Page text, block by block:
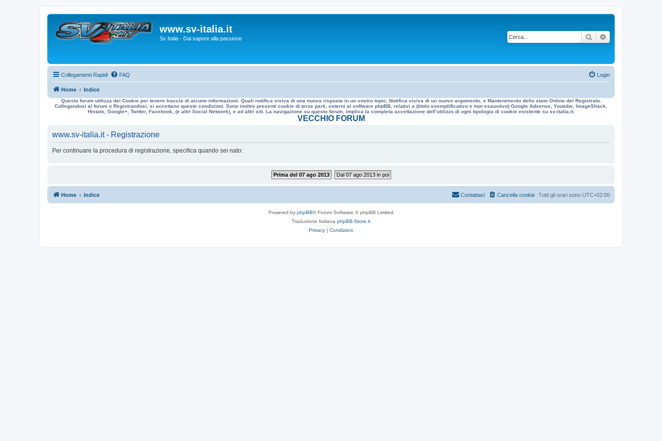
www.sv-italia.it
Sv Italia - Dai sapore alla passione Cerca
Collegamenti Rapidi FAQ Login
Home Indice
Questo forum utilizza dei Cookie per tenere traccia di alcune informazioni. Quali notifica visiva di una nuova risposta in un vostro topic, Notifica visiva di un nuovo argomento, e Mantenimento dello stato Online del Registrato.
Collegandosi al forum o Registrandosi, si accettano queste condizioni. Sono inoltre presenti cookie di terze parti, esterni al software phpBB, relativi a (titolo esemplificativo e non esaustivo) Google Adsense, Youtube, ImageShack,
Histats, Google+, Twitter, Facebook, (e altri Social Network), e ad altri siti. La navigazione su questo forum, implica la completa accettazione dell’utilizzo di ogni tipologia di cookie esistente su sv-italia.it.
VECCHIO FORUM
www.sv-italia.it - Registrazione
Per continuare la procedura di registrazione, specifica quando sei nato:
Prima del 07 ago 2013 Dal 07 ago 2013 in poi
Home Indice Tutti gli orari sono UTC+02:00
Cancella cookie
Contattaci
Powered by phpBB® Forum Software © phpBB Limited
Traduzione Italiana phpBB-Store.it
Privacy | Condizioni